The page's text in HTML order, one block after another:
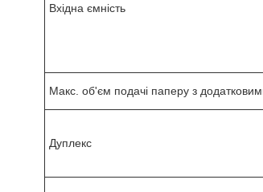
Вхідна ємність
Макс. об'єм подачі паперу з
Дуплекс